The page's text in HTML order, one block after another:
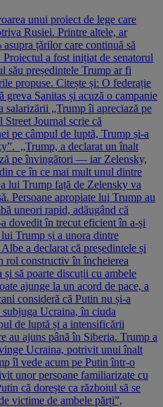
unui proiect de lege care
Rusiei. Printre altele, ar
țărilor care continuă să
a fost inițiat de senatorul
său președintele Trump ar fi
propuse. Citește și: O federație
greva Sanitas și acuză o campanie
salarizării „Trump îi apreciază pe
Journal scrie că
pe câmpul de luptă, Trump și-a
„Trump, a declarat un înalt
pe învingători — iar Zelensky,
ce în ce mai mult unul dintre
lui Trump față de Zelensky va
Persoane apropiate lui Trump au
uneori rapid, adăugând că
dovedit în trecut eficient în a-și
Trump și a unora dintre
a declarat că președintele și
rol constructiv în încheierea
să poarte discuții cu ambele
ajunge la un acord de pace, a
consideră că Putin nu și-a
Ucraina, în ciuda
de luptă și a intensificării
au ajuns până în Siberia. Trump a
Ucraina, potrivit unui înalt
îl vede acum pe Putin într-o
unor persoane familiarizate cu
că dorește ca războiul să se
victime de ambele părți”,